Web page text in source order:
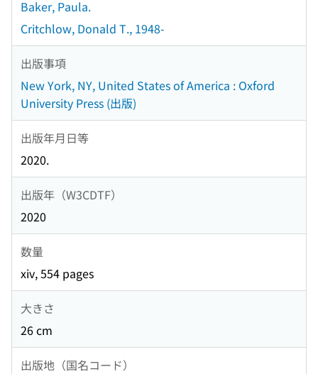
Baker, Paula.
Critchlow, Donald T., 1948-
出版事項
New York, NY, United States of America : Oxford
University Press (出版)
出版年月日等
2020.
出版年（W3CDTF）
2020
数量
xiv, 554 pages
大きさ
26 cm
出版地（国名コード）